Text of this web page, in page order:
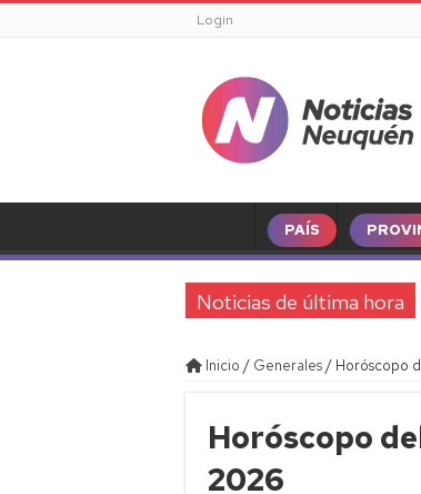
Login
PAÍS
Noticias de última hora
Inicio / Generales/ Horóscopo
Horóscopo
2026